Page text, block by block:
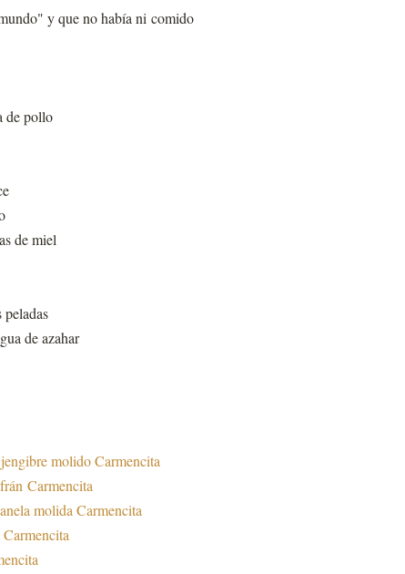
y que no había ni comido
de pollo
de miel
de azahar
jengibre molido Carmencita
Carmencita
molida Carmencita
Carmencita